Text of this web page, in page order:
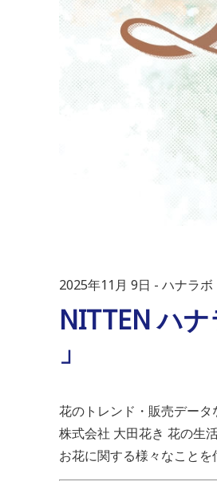
2025年11月 9日 ハナラボ
NITTEN ハ
」
花のトレンド・販売データ
株式会社 大田花き 花の生
お花に関する様々なことを